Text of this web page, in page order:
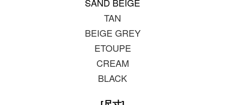
TAN
BEIGE GREY
ETOUPE
CREAM
BLACK